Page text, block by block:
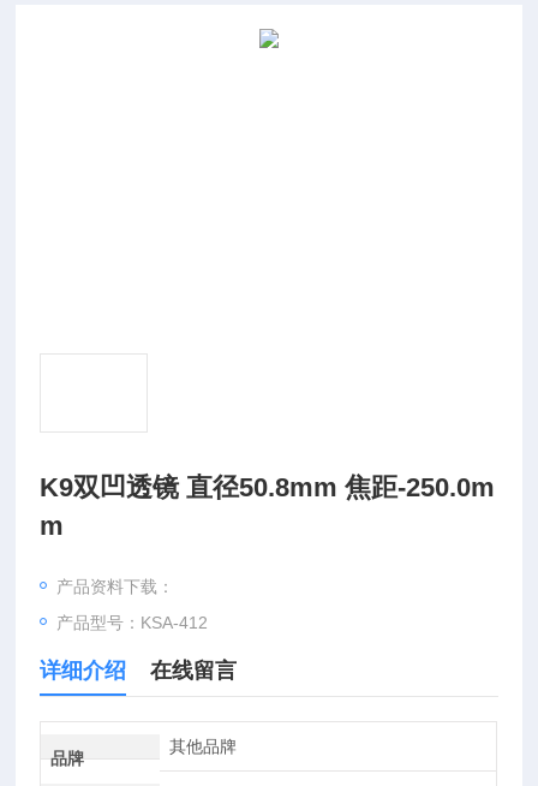
K9双凹透镜 直径50.8mm 焦距-250.0m
m
产品资料下载：
产品型号：KSA-412
详细介绍 在线留言
品牌
其他品牌